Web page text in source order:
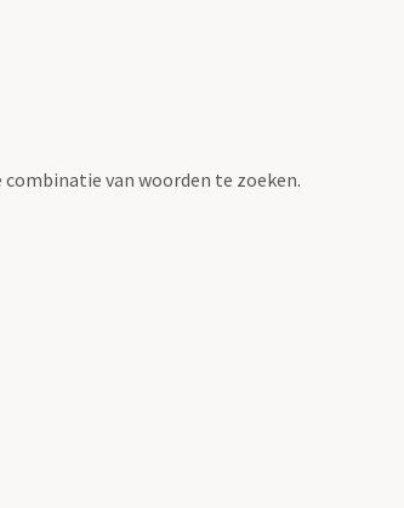
van woorden te zoeken.